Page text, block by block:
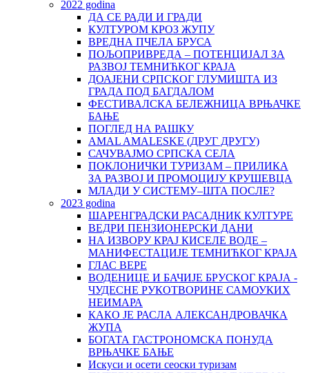
2022 godina
ДА СЕ РАДИ И ГРАДИ
КУЛТУРОМ КРОЗ ЖУПУ
ВРЕДНА ПЧЕЛА БРУСА
ПОЉОПРИВРЕДА – ПОТЕНЦИЈАЛ ЗА
РАЗВОЈ ТЕМНИЋКОГ КРАЈА
ДОАЈЕНИ СРПСКОГ ГЛУМИШТА ИЗ
ГРАДА ПОД БАГДАЛОМ
ФЕСТИВАЛСКА БЕЛЕЖНИЦА ВРЊАЧКЕ
БАЊЕ
ПОГЛЕД НА РАШКУ
AMAL AMALESKE (ДРУГ ДРУГУ)
САЧУВАЈМО СРПСКА СЕЛА
ПОКЛОНИЧКИ ТУРИЗАМ – ПРИЛИКА
ЗА РАЗВОЈ И ПРОМОЦИЈУ КРУШЕВЦА
МЛАДИ У СИСТЕМУ–ШТА ПОСЛЕ?
2023 godina
ШАРЕНГРАДСКИ РАСАДНИК КУЛТУРЕ
ВЕДРИ ПЕНЗИОНЕРСКИ ДАНИ
НА ИЗВОРУ КРАЈ КИСЕЛЕ ВОДЕ –
МАНИФЕСТАЦИЈЕ ТЕМНИЋКОГ КРАЈА
ГЛАС ВЕРЕ
ВОДЕНИЦЕ И БАЧИЈЕ БРУСКОГ КРАЈА -
ЧУДЕСНЕ РУКОТВОРИНЕ САМОУКИХ
НЕИМАРА
КАКО ЈЕ РАСЛА АЛЕКСАНДРОВАЧКА
ЖУПА
БОГАТА ГАСТРОНОМСКА ПОНУДА
ВРЊАЧКЕ БАЊЕ
Искуси и осети сеоски туризам